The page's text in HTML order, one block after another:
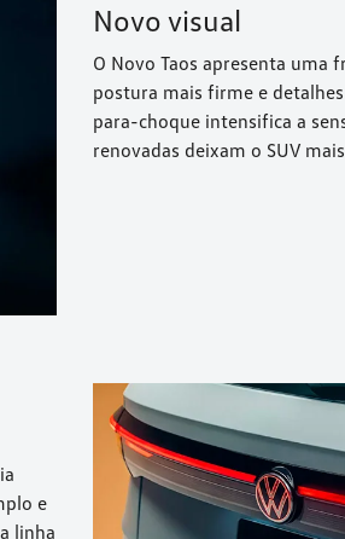
Novo visual
O Novo Taos apresenta uma
postura mais firme e
para-choque intensifica a
renovadas deixam o SUV
e
linha